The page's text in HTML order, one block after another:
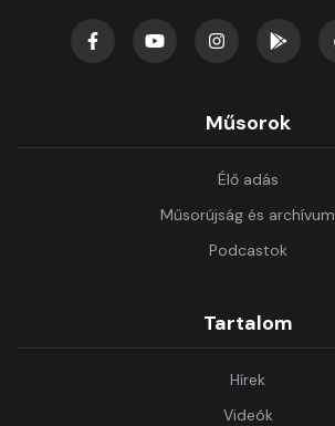
Műsorok
Élő adás
Műsorújság és archívum
Podcastok
Tartalom
Hírek
Videók